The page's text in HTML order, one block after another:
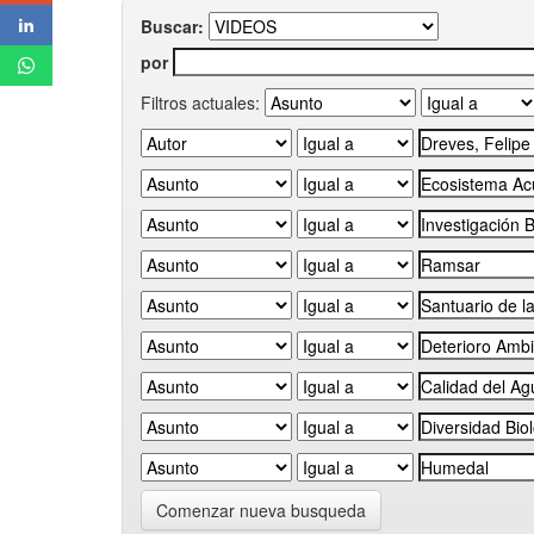
Buscar:
por
Filtros actuales:
Comenzar nueva busqueda